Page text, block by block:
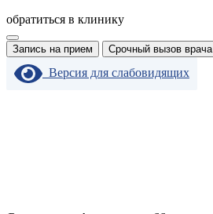
обратиться в клинику
Запись на прием Срочный вызов врача
Версия для слабовидящих